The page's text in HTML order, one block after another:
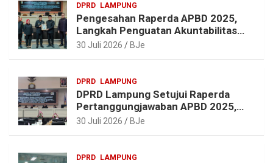
m
k
s
t
p
DPRD LAMPUNG
Pengesahan Raperda APBD 2025,
Langkah Penguatan Akuntabilitas
dan Pembangunan Lampung
30 Juli 2026 BJe
DPRD LAMPUNG
DPRD Lampung Setujui Raperda
Pertanggungjawaban APBD 2025,
Beri Sejumlah Rekomendasi
30 Juli 2026 BJe
DPRD LAMPUNG